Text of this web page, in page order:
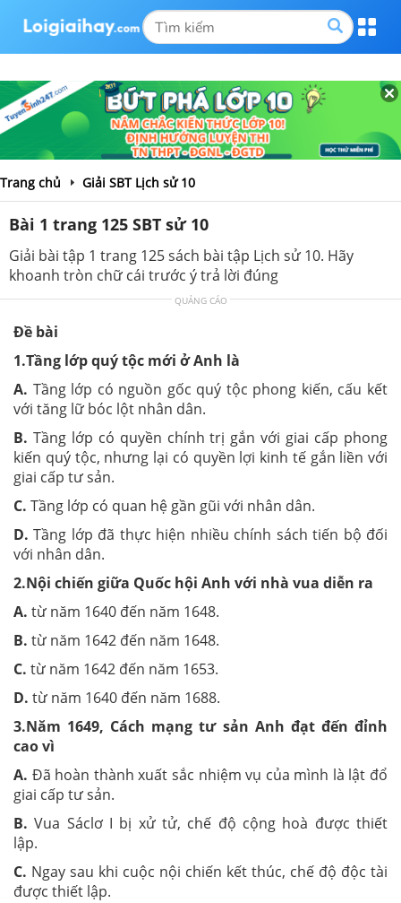
Trang chủ Giải SBT Lịch sử 10
Bài 1 trang 125 SBT sử 10
Giải bài tập 1 trang 125 sách bài tập Lịch sử 10. Hãy
khoanh tròn chữ cái trước ý trả lời đúng
QUẢNG CÁO
Đề bài
1.Tầng lớp quý tộc mới ở Anh là
A. Tầng lớp có nguồn gốc quý tộc phong kiến, cấu kết
với tăng lữ bóc lột nhân dân.
B. Tầng lớp có quyền chính trị gắn với giai cấp phong
kiến quý tộc, nhưng lại có quyền lợi kinh tế gắn liền với
giai cấp tư sản.
C. Tầng lớp có quan hệ gần gũi với nhân dân.
D. Tầng lớp đã thực hiện nhiều chính sách tiến bộ đối
với nhân dân.
2.Nội chiến giữa Quốc hội Anh với nhà vua diễn ra
A. từ năm 1640 đến năm 1648.
B. từ năm 1642 đến năm 1648.
C. từ năm 1642 đến năm 1653.
D. từ năm 1640 đến năm 1688.
3.Năm 1649, Cách mạng tư sản Anh đạt đến đỉnh
cao vì
A. Đã hoàn thành xuất sắc nhiệm vụ của mình là lật đổ
giai cấp tư sản.
B. Vua Sáclơ I bị xử tử, chế độ cộng hoà được thiết
lập.
C. Ngay sau khi cuộc nội chiến kết thúc, chế độ độc tài
được thiết lập.